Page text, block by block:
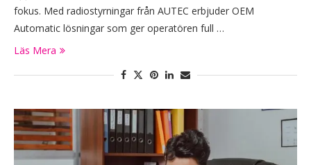
fokus. Med radiostyrningar från AUTEC erbjuder OEM
Automatic lösningar som ger operatören full …
Läs Mera